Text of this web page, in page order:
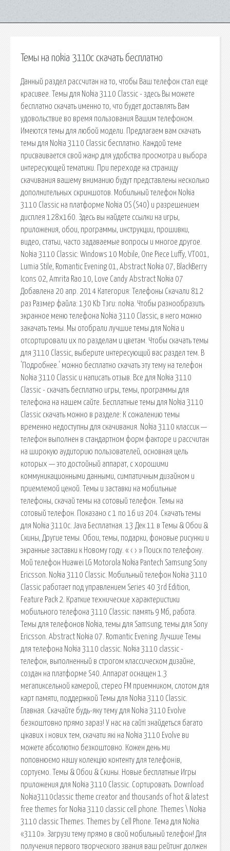
Темы на nokia 3110c скачать бесплатно
Данный раздел рассчитан на то, чтобы Ваш телефон стал еще
красивее. Темы для Nokia 3110 Classic - здесь Вы можете
бесплатно скачать именно то, что будет доставлять Вам
удовольствие во время пользования Вашим телефоном.
Имеются темы для любой модели. Предлагаем вам скачать
темы для Nokia 3110 Classic бесплатно. Каждой теме
присваивается свой жанр для удобства просмотра и выбора
интересующей тематики. При переходе на страницу
скачивания вашему вниманию будут представлены несколько
дополнительных скриншотов. Мобильный телефон Nokia
3110 Classic на платформе Nokia OS (S40) и разрешением
дисплея 128x160. Здесь вы найдете ссылки на игры,
приложения, обои, программы, инструкции, прошивки,
видео, статьи, часто задаваемые вопросы и многое другое.
Nokia 3110 Classic: Windows 10 Mobile, One Piece Luffy, VT001,
Lumia Stile, Romantic Evening 01, Abstract Nokia 07, BlackBerry
Icons 02, Amrita Rao 10, Love Candy Abstract Nokia 07
Добавлена 20 апр. 2014 Категория: Телефоны Скачали 812
раз Размер файла: 130 Kb Тэги: nokia. Чтобы разнообразить
экранное меню телефона Nokia 3110 Classic, в него можно
закачать темы. Мы отобрали лучшие темы для Nokia и
отсортировали их по разделам и цветам. Чтобы скачать темы
для 3110 Classic, выберите интересующий вас раздел тем. В
'Подробнее.' можно бесплатно скачать эту тему на телефон
Nokia 3110 Classic и написать отзыв. Все для Nokia 3110
Classic - скачать бесплатно игры, темы, программы для
телефона на нашем сайте. Бесплатные темы для Nokia 3110
Classic скачать можно в разделе: К сожалению темы
временно недоступны для скачивания. Nokia 3110 классик —
телефон выполнен в стандартном форм факторе и рассчитан
на широкую аудиторию пользователей, основная цель
которых — это достойный аппарат, с хорошими
коммуникационными данными, симпатичным дизайном и
приемлемой ценой. Темы и заставки на мобильные
телефоны, скачай темы на сотовый телефон. Темы на
сотовый телефон. Показано с 1 по 16 из 204. Скачать темы
для Nokia 3110c. Java Бесплатная. 13 Дек 11 в Темы & Обои &
Скины, Другие темы. Обои, темы, подарки, фоновые рисунки и
экранные заставки к Новому году. « ‹ › » Поиск по телефону.
Мой телефон Huawei LG Motorola Nokia Pantech Samsung Sony
Ericsson. Nokia 3110 Classic. Мобильный телефон Nokia 3110
Classic работает под управлением Series 40 3rd Edition,
Feature Pack 2. Краткие технические характеристики
мобильного телефона 3110 Classic: память 9 Мб, работа.
Темы для телефонов Nokia, темы для Samsung, темы для Sony
Ericsson. Abstract Nokia 07. Romantic Evening. Лучшие Темы
для телефона Nokia 3110 classic. Nokia 3110 classic -
телефон, выполненный в строгом классическом дизайне,
создан на платформе S40. Аппарат оснащен 1.3
мегапиксельной камерой, стерео FM приемником, слотом для
карт памяти, поддержкой Темы для Nokia 3110 Classic.
Главная. Скачайте будь-яку тему для Nokia 3110 Evolve
безкоштовно прямо зараз! У нас на сайті знайдеться багато
цікавих і нових тем, скачати які на Nokia 3110 Evolve ви
можете абсолютно безкоштовно. Кожен день ми
поповнюємо нашу колекцію контенту для телефонів,
сортуємо. Темы & Обои & Скины. Новые бесплатные Игры
приложения для Nokia 3110 Classic. Сортировать. Download
Nokia3110classic theme creator and thousands of hot & latest
free themes for Nokia 3110 classic cell phone. Themes \ Nokia
3110 classic Themes. Themes by Cell Phone. Тема для Nokia
«3110». Загрузи тему прямо в свой мобильный телефон! Для
получения первого творческого звания ваш рейтинг должен